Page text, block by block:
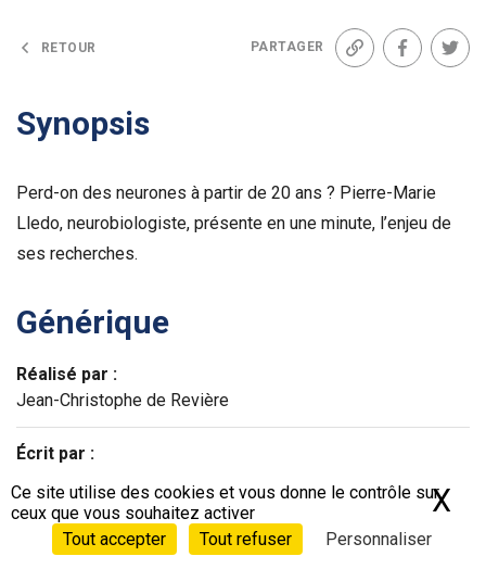
RETOUR PARTAGER
Lien Facebook
Synopsis
Perd-on des neurones à partir de 20 ans ? Pierre-Marie
Lledo, neurobiologiste, présente en une minute, l’enjeu de
ses recherches.
Générique
Réalisé par :
Jean-Christophe de Revière
Écrit par :
© Héliox Films / Avec la participation de France
Télévisions
Ce site utilise des cookies et vous donne le contrôle sur
ceux que vous souhaitez activer
Tout accepter
Tout refuser Personnaliser
X